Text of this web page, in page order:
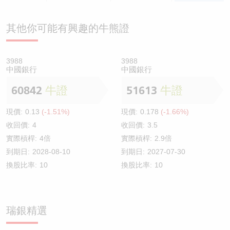
其他你可能有興趣的牛熊證
3988
中國銀行
60842 牛證
現價: 0.13 (-1.51%)
收回價: 4
實際槓桿: 4倍
到期日: 2028-08-10
換股比率: 10
3988
中國銀行
51613 牛證
現價: 0.178 (-1.66%)
收回價: 3.5
實際槓桿: 2.9倍
到期日: 2027-07-30
換股比率: 10
瑞銀精選